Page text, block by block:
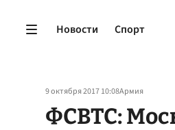
Новости Спорт
9 октября 2017 10:08Армия
ФСВТС: